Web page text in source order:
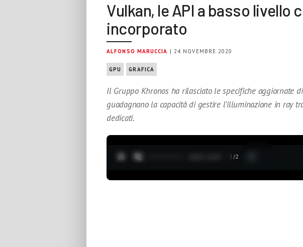
Vulkan, le API a basso livello
incorporato
ALFONSO MARUCCIA | 24 NOVEMBRE 2020
GPU GRAFICA
Il Gruppo Khronos ha rilasciato le specifiche aggiornate
guadagnano la capacità di gestire l’illuminazione in ray
dedicati.
1 /2